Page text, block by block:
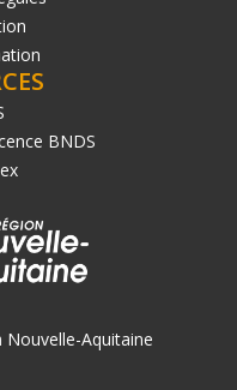
BNDS
Nouvelle-Aquitaine